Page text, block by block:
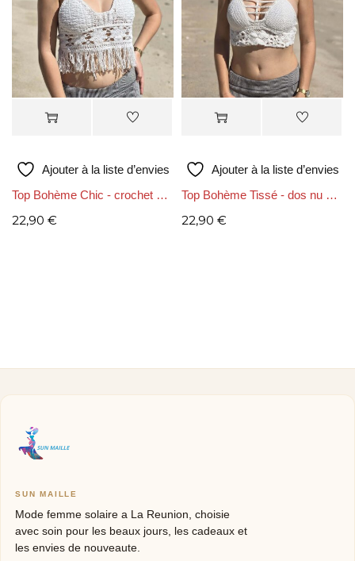
Ajouter à la liste d’envies
Top Bohème Chic - crochet dos ouvert
22,90 €
Ajouter à la liste d’envies
Top Bohème Tissé - dos nu ajustable
22,90 €
SUN MAILLE
Mode femme solaire a La Reunion, choisie
avec soin pour les beaux jours, les cadeaux et
les envies de nouveaute.